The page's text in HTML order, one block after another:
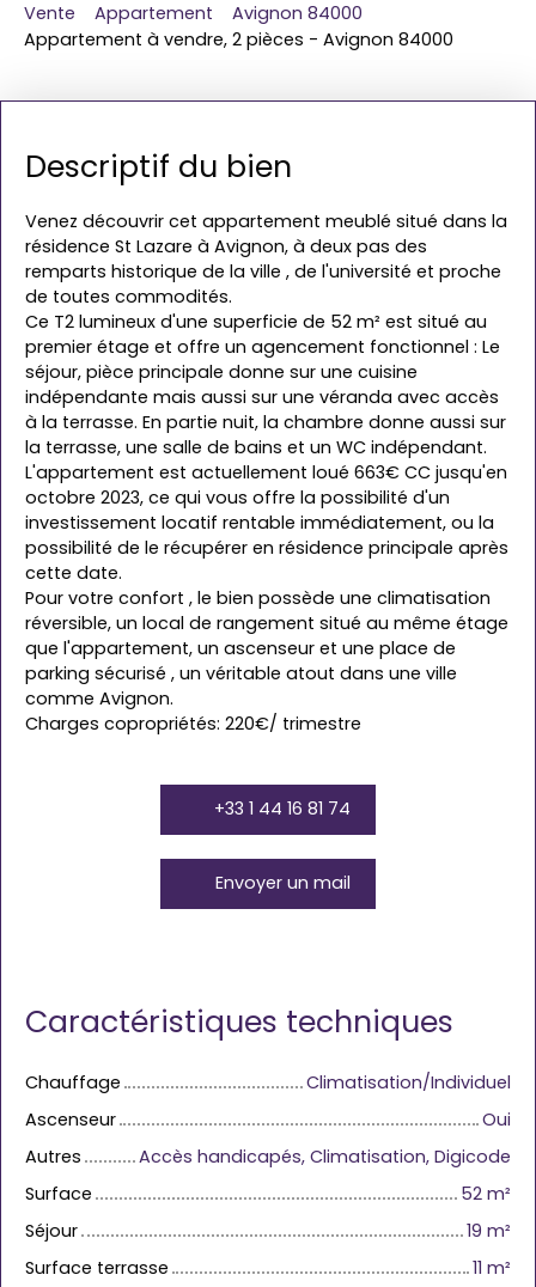
Vente Appartement
Avignon 84000
Appartement à vendre, 2 pièces - Avignon 84000
Descriptif du bien
Venez découvrir cet appartement meublé situé dans la
résidence St Lazare à Avignon, à deux pas des
remparts historique de la ville , de l'université et proche
de toutes commodités.
Ce T2 lumineux d'une superficie de 52 m² est situé au
premier étage et offre un agencement fonctionnel : Le
séjour, pièce principale donne sur une cuisine
indépendante mais aussi sur une véranda avec accès
à la terrasse. En partie nuit, la chambre donne aussi sur
la terrasse, une salle de bains et un WC indépendant.
L'appartement est actuellement loué 663€ CC jusqu'en
octobre 2023, ce qui vous offre la possibilité d'un
investissement locatif rentable immédiatement, ou la
possibilité de le récupérer en résidence principale après
cette date.
Pour votre confort , le bien possède une climatisation
réversible, un local de rangement situé au même étage
que l'appartement, un ascenseur et une place de
parking sécurisé , un véritable atout dans une ville
comme Avignon.
Charges copropriétés: 220€/ trimestre
+33 1 44 16 81 74
Envoyer un mail
Caractéristiques techniques
Chauffage
Climatisation/Individuel
Ascenseur
Oui
Autres
Accès handicapés, Climatisation, Digicode
Surface
52 m²
Séjour
19 m²
Surface terrasse
11 m²